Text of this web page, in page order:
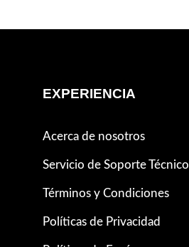
EXPERIENCIA
Acerca de nosotros
Servicio de Soporte Técnico
Términos y Condiciones
Políticas de Privacidad